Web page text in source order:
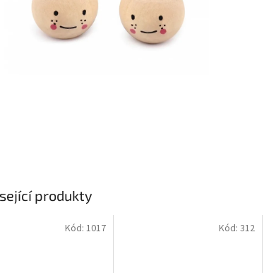
produkty
Kód: 1017 Kód: 312